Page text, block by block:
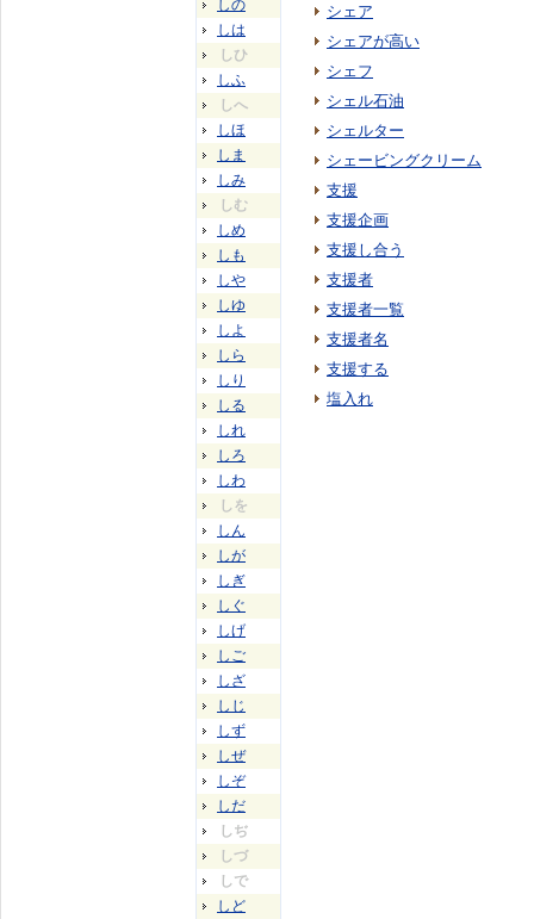
しの
しは
しひ
しふ
しへ
しほ
しま
しみ
しむ
しめ
しも
しや
しゆ
しよ
しら
しり
しる
しれ
しろ
しわ
しを
しん
しが
しぎ
しぐ
しげ
しご
しざ
しじ
しず
しぜ
しぞ
しだ
しぢ
しづ
しで
しど
シェア
シェアが高い
シェフ
シェル石油
シェルター
シェービングクリーム
支援
支援企画
支援し合う
支援者
支援者一覧
支援者名
支援する
塩入れ